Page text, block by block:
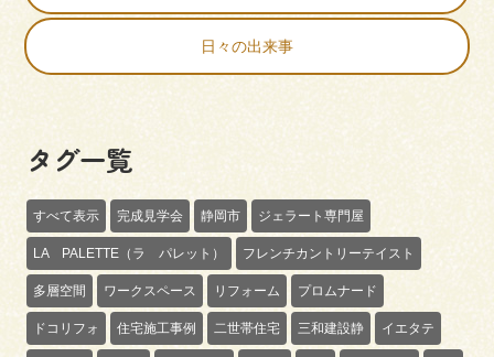
日々の出来事
タグ一覧
すべて表示 完成見学会 静岡市 ジェラート専門屋
LA PALETTE（ラ パレット） フレンチカントリーテイスト
多層空間 ワークスペース リフォーム プロムナード
ドコリフォ 住宅施工事例 二世帯住宅 三和建設静 イエタテ